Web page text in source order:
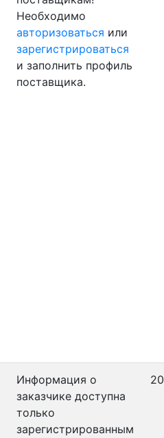
Необходимо
авторизоваться или
зарегистрироваться
и заполнить профиль
поставщика.
Информация о
заказчике доступна
только
зарегистрированным